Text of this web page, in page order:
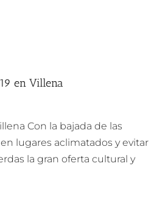
en Villena
Con la bajada de las
lugares aclimatados y evitar
la gran oferta cultural y